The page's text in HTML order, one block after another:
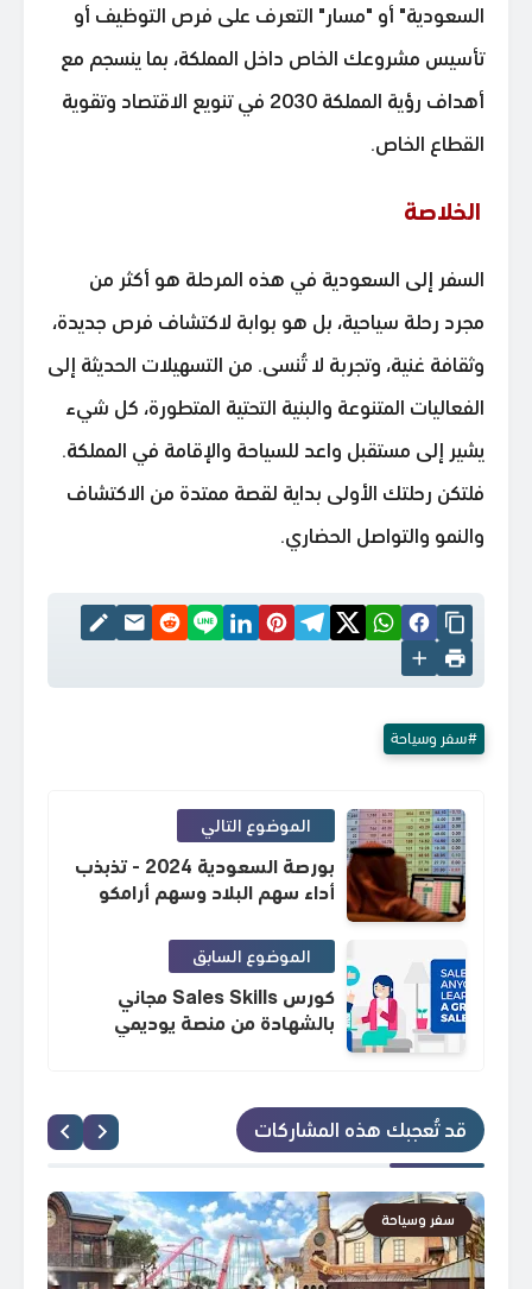
السعودية" أو "مسار" التعرف على فرص التوظيف أو
تأسيس مشروعك الخاص داخل المملكة، بما ينسجم مع
أهداف رؤية المملكة 2030 في تنويع الاقتصاد وتقوية
القطاع الخاص.
الخلاصة
السفر إلى السعودية في هذه المرحلة هو أكثر من
مجرد رحلة سياحية، بل هو بوابة لاكتشاف فرص جديدة،
وثقافة غنية، وتجربة لا تُنسى. من التسهيلات الحديثة إلى
الفعاليات المتنوعة والبنية التحتية المتطورة، كل شيء
يشير إلى مستقبل واعد للسياحة والإقامة في المملكة.
فلتكن رحلتك الأولى بداية لقصة ممتدة من الاكتشاف
والنمو والتواصل الحضاري.
سفر وسياحة
الموضوع التالي
بورصة السعودية 2024 - تذبذب
أداء سهم البلاد وسهم أرامكو
الموضوع السابق
كورس Sales Skills مجاني
بالشهادة من منصة يوديمي
قد تُعجبك هذه المشاركات
سفر وسياحة